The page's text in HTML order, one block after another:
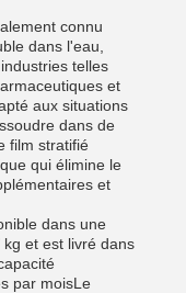
connu
dans l'eau,
telles
et
aux situations
dans de
film stratifié
qui élimine le
et
dans une
et est livré dans
par moisLe